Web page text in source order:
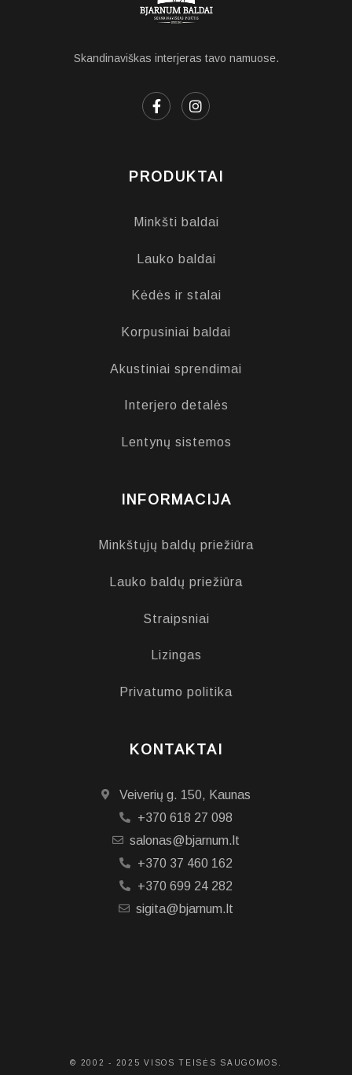
Skandinaviškas interjeras tavo namuose.
PRODUKTAI
Minkšti baldai
Lauko baldai
Kėdės ir stalai
Korpusiniai baldai
Akustiniai sprendimai
Interjero detalės
Lentynų sistemos
INFORMACIJA
Minkštųjų baldų priežiūra
Lauko baldų priežiūra
Straipsniai
Lizingas
Privatumo politika
KONTAKTAI
Veiverių g. 150, Kaunas
+370 618 27 098
salonas@bjarnum.lt
+370 37 460 162
+370 699 24 282
sigita@bjarnum.lt
© 2002 - 2025 VISOS TEISĖS SAUGOMOS.